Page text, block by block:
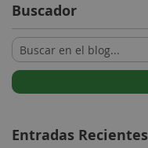
Buscador
Entradas Recientes